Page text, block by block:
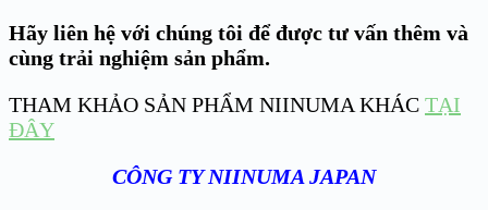
Hãy liên hệ với chúng tôi để được tư vấn thêm và
cùng trải nghiệm sản phẩm.
THAM KHẢO SẢN PHẨM NIINUMA KHÁC TẠI
ĐÂY
CÔNG TY NIINUMA JAPAN